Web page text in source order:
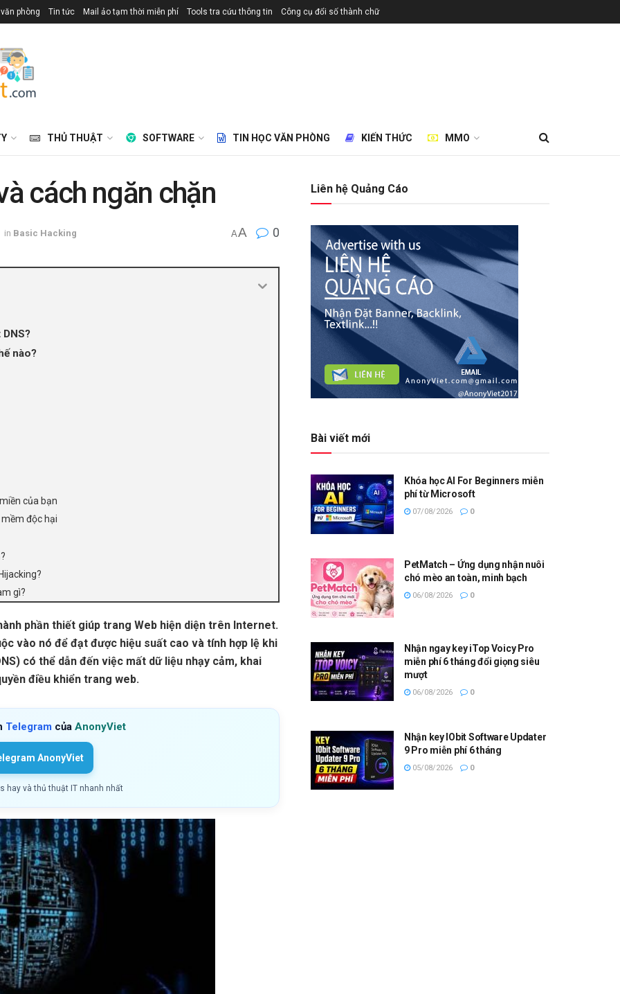
phòng Tin tức Mail ảo tạm thời miễn phí Tools tra cứu thông tin Công cụ đổi số thành chữ
THỦ THUẬT SOFTWARE TIN HỌC VĂN PHÒNG KIẾN THỨC MMO
cách ngăn chặn
in Basic Hacking AA 0
nào?
của bạn
độc hại
gì?
phần thiết giúp trang Web hiện diện trên Internet.
vào nó để đạt được hiệu suất cao và tính hợp lệ khi
có thể dẫn đến việc mất dữ liệu nhạy cảm, khai
điều khiển trang web.
Telegram của AnonyViet
AnonyViet
hay và thủ thuật IT nhanh nhất
Liên hệ Quảng Cáo
Bài viết mới
Khóa học AI For Beginners miễn
phí từ Microsoft
07/08/2026 0
PetMatch – Ứng dụng nhận nuôi
chó mèo an toàn, minh bạch
06/08/2026 0
Nhận ngay key iTop Voicy Pro
miễn phí 6 tháng đổi giọng siêu
mượt
06/08/2026 0
Nhận key IObit Software Updater
9 Pro miễn phí 6 tháng
05/08/2026 0